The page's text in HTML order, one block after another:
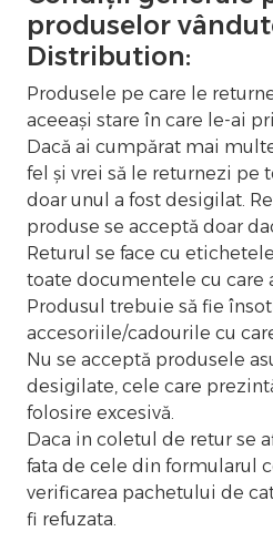
produselor
Distribution:
Produsele pe care le
aceeași stare în care le-ai
Dacă ai cumpărat mai
fel și vrei să le returnezi pe
doar unul a fost desigilat.
produse se acceptă doar
Returul se face cu
toate documentele cu care
Produsul trebuie să fie
accesoriile/cadourile cu
Nu se acceptă produsele
desigilate, cele care
folosire excesivă.
Daca in coletul de retur se
fata de cele din formularul
verificarea pachetului de
fi refuzata.